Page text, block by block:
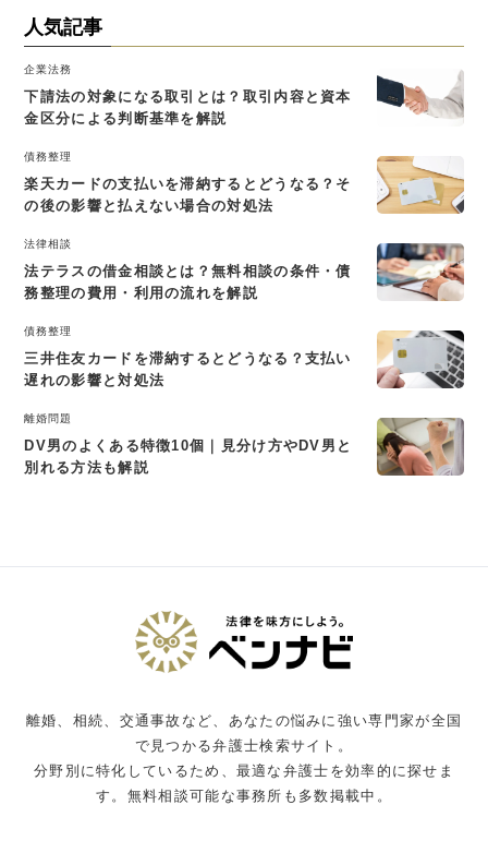
人気記事
企業法務
下請法の対象になる取引とは？取引内容と資本
金区分による判断基準を解説
債務整理
楽天カードの支払いを滞納するとどうなる？そ
の後の影響と払えない場合の対処法
法律相談
法テラスの借金相談とは？無料相談の条件・債
務整理の費用・利用の流れを解説
債務整理
三井住友カードを滞納するとどうなる？支払い
遅れの影響と対処法
離婚問題
DV男のよくある特徴10個｜見分け方やDV男と
別れる方法も解説
離婚、相続、交通事故など、あなたの悩みに強い専門家が全国
で見つかる弁護士検索サイト。
分野別に特化しているため、最適な弁護士を効率的に探せま
す。無料相談可能な事務所も多数掲載中。